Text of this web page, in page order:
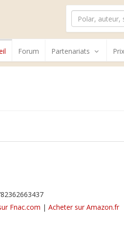
Forum Partenariats
Fnac.com | Acheter sur Amazon.fr